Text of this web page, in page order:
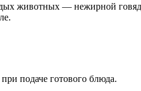
животных — нежирной
подаче готового блюда.